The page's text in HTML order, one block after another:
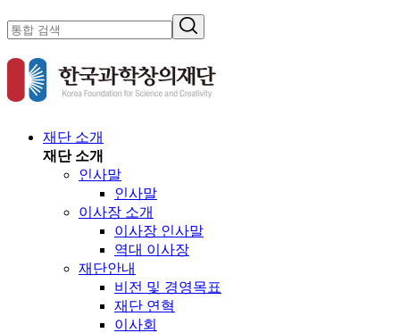
재단 소개
재단 소개
인사말
인사말
이사장 소개
이사장 인사말
역대 이사장
재단안내
비전 및 경영목표
재단 연혁
이사회